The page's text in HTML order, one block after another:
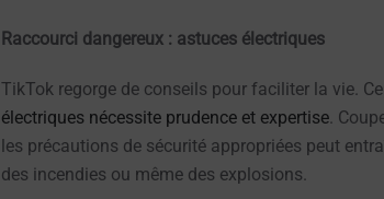
Raccourci dangereux : astuces électriques
TikTok regorge de conseils pour faciliter la vie.
électriques nécessite prudence et expertise .
les précautions de sécurité appropriées peut
des incendies ou même des explosions.